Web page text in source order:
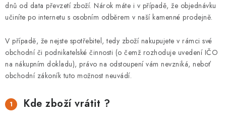
PODLE AKTIVITY
ZNAČKY
Doprava a platba Vše o nákupu Kontakty
Poradna
O nás
Blog
dnů od data převzetí zboží. Nárok máte i v případě, že objednávku
učiníte po internetu s osobním odběrem v naší kamenné prodejně.
V případě, že nejste spotřebitel, tedy zboží nakupujete v rámci své
obchodní či podnikatelské činnosti (o čemž rozhoduje uvedení IČO
na nákupním dokladu), právo na odstoupení vám nevzniká, neboť
obchodní zákoník tuto možnost neuvádí.
Kde zboží vrátit ?